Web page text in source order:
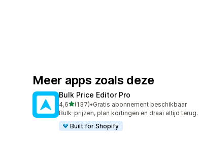
Meer apps zoals deze
Bulk Price Editor Pro
4,6van 5 sterren
(137)
137 recensies in totaal
•Gratis abonnement beschikbaar
Bulk-prijzen, plan kortingen en draai altijd terug.
Built for Shopify